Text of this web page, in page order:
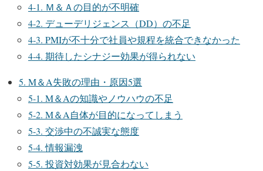
4-1. Ｍ＆Ａの目的が不明確
4-2. デューデリジェンス（DD）の不足
4-3. PMIが不十分で社員や規程を統合できなかった
4-4. 期待したシナジー効果が得られない
5. M＆A失敗の理由・原因5選
5-1. M＆Aの知識やノウハウの不足
5-2. M＆A自体が目的になってしまう
5-3. 交渉中の不誠実な態度
5-4. 情報漏洩
5-5. 投資対効果が見合わない